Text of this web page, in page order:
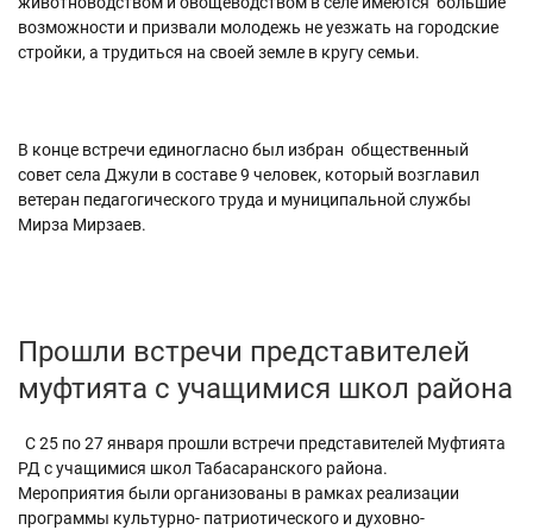
возможности и призвали молодежь не уезжать на городские
стройки, а трудиться на своей земле в кругу семьи.
В конце встречи единогласно был избран общественный
совет села Джули в составе 9 человек, который возглавил
ветеран педагогического труда и муниципальной службы
Мирза Мирзаев.
Прошли встречи представителей
муфтията с учащимися школ района
С 25 по 27 января прошли встречи представителей Муфтията
РД с учащимися школ Табасаранского района.
Мероприятия были организованы в рамках реализации
программы культурно- патриотического и духовно-